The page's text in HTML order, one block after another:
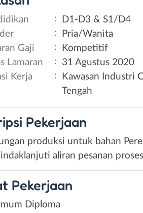
:
D1-D3 & S1/D4
:
Pria/Wanita
Gaji
:
Kompetitif
Lamaran
:
31 Agustus 2020
Kerja
:
Kawasan Industri
Tengah
Pekerjaan
produksi untuk bahan
aliran pesanan
Pekerjaan
Diploma